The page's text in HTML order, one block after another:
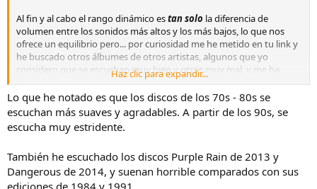
Al fin y al cabo el rango dinámico estan solo la diferencia de
volumen entre los sonidos más altos y los más bajos, lo que nos
ofrece un equilibrio pero... por curiosidad me he metido en tu link y
he buscado otros álbumes de otros artistas, algunos que yo
considero que se escuchan muy bien y otros muy mal, y me ha
sorprendido los resultados que daban en cuanto al rango dinámico,
por lo que claramente estamos reduciendo a eso la calidad sonora
de un álbum y para mi es erróneo.
Una cosa es el "loudness war" (en el que todos estamos en contra
dinámicos. He buscado discos de Prince de los 80 que para mi
suenan bastante mal y tienen un rango dinámico excelente, lo
mismo pasa con "Destiny" o "Triumph" de The Jacksons; sonido
Haz clic para expandir...
Lo que he notado es que los discos de los 70s - 80s se
escuchan más suaves y agradables. A partir de los 90s, se
escucha muy estridente.
También he escuchado los discos Purple Rain de 2013 y
Dangerous de 2014, y suenan horrible comparados con sus
ediciones de 1984 y 1991.